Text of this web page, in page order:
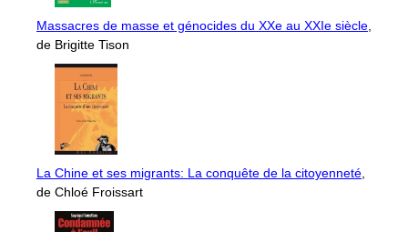
Massacres de masse et génocides du XXe au XXIe siècle,
de Brigitte Tison
La Chine et ses migrants: La conquête de la citoyenneté,
de Chloé Froissart